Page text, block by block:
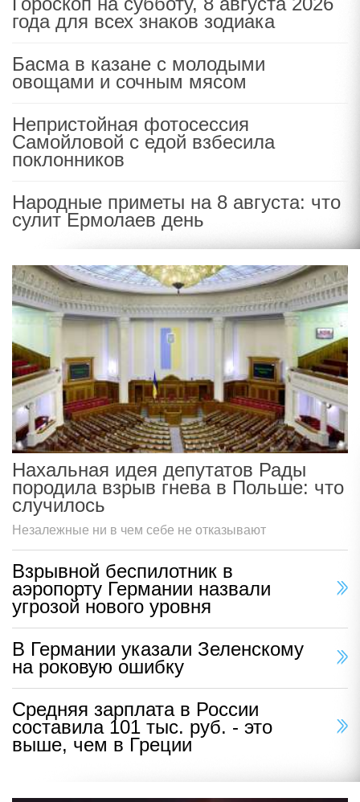
года для всех знаков зодиака
Басма в казане с молодыми
овощами и сочным мясом
Непристойная фотосессия
Самойловой с едой взбесила
поклонников
Народные приметы на 8 августа: что
сулит Ермолаев день
Нахальная идея депутатов Рады
породила взрыв гнева в Польше: что
случилось
Незалежные ни в чем себе не отказывают
Взрывной беспилотник в
аэропорту Германии назвали
угрозой нового уровня
В Германии указали Зеленскому
на роковую ошибку
Средняя зарплата в России
составила 101 тыс. руб. - это
выше, чем в Греции